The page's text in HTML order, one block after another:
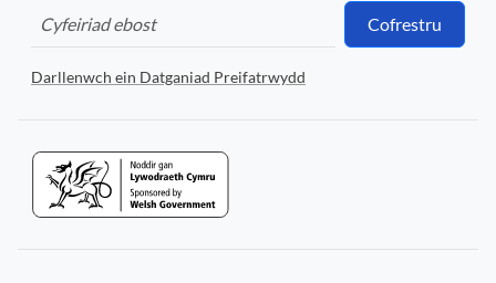
Cofrestru
Darllenwch ein Datganiad Preifatrwydd